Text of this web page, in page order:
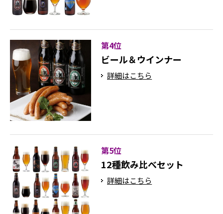
第4位
ビール＆ウインナー
詳細はこちら
第5位
12種飲み比べセット
詳細はこちら